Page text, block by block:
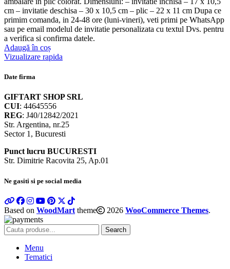
cm – invitatie deschisa – 30 x 10,5 cm – plic – 22 x 11 cm Dupa ce
primim comanda, in 24-48 ore (luni-vineri), veti primi pe WhatsApp
sau pe email modelul de invitatie personalizata cu textul Dvs. pentru
a verifica si confirma datele.
Adaugă în coș
Vizualizare rapida
Date firma
GIFTART SHOP SRL
CUI: 44645556
REG: J40/12842/2021
Str. Argentina, nr.25
Sector 1, Bucuresti
Punct lucru BUCURESTI
Str. Dimitrie Racovita 25, Ap.01
Ne gasiti si pe social media
Based on WoodMart theme 2026 WooCommerce Themes.
Search
Menu
Tematici